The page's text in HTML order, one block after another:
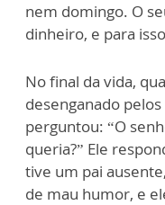
nem domingo. O
dinheiro, e para
No final da vida,
desenganado
perguntou: “O
queria?” Ele
tive um pai
de mau humor, e